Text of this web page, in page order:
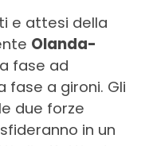
e attesi della
Olanda-
fase ad
fase a gironi. Gli
due forze
in un